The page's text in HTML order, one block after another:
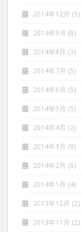
2014年12月 (5)
2014年9月 (8)
2014年8月 (3)
2014年7月 (5)
2014年6月 (5)
2014年5月 (5)
2014年4月 (2)
2014年3月 (9)
2014年2月 (6)
2014年1月 (4)
2013年12月 (2)
2013年11月 (2)